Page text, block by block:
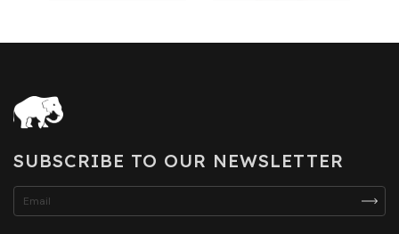
SUBSCRIBE TO OUR NEWSLETTER